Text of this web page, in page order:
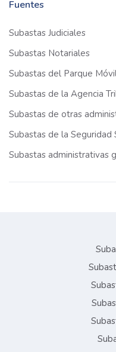
Fuentes
Subastas Judiciales
Subastas Notariales
Subastas del Parque
Subastas de la Agencia
Subastas de otras
Subastas de la Seguridad
Subastas administrativas